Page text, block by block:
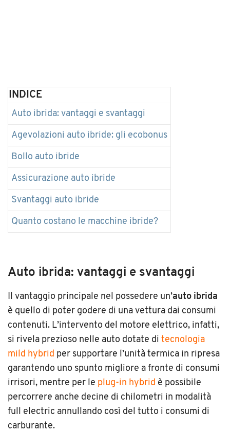
INDICE
Auto ibrida: vantaggi e svantaggi
Agevolazioni auto ibride: gli ecobonus
Bollo auto ibride
Assicurazione auto ibride
Svantaggi auto ibride
Quanto costano le macchine ibride?
Auto ibrida: vantaggi e svantaggi
Il vantaggio principale nel possedere un’auto ibrida
è quello di poter godere di una vettura dai consumi
contenuti. L’intervento del motore elettrico, infatti,
si rivela prezioso nelle auto dotate di tecnologia
mild hybrid per supportare l’unità termica in ripresa
garantendo uno spunto migliore a fronte di consumi
irrisori, mentre per le plug-in hybrid è possibile
percorrere anche decine di chilometri in modalità
full electric annullando così del tutto i consumi di
carburante.